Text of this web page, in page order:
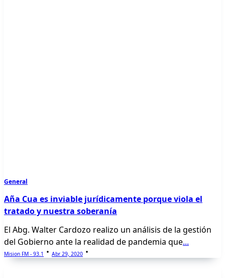
General
Aña Cua es inviable jurídicamente porque viola el
tratado y nuestra soberanía
El Abg. Walter Cardozo realizo un análisis de la gestión
del Gobierno ante la realidad de pandemia que...
Mision FM - 93.1 Abr 29, 2020